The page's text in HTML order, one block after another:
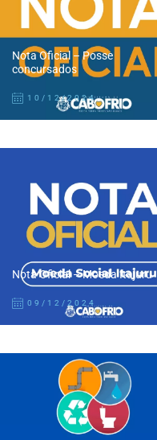
Nota Oficial – Posse
concursados
10/12/2024
Nota Oficial – Moeda Itajuru
09/12/2024